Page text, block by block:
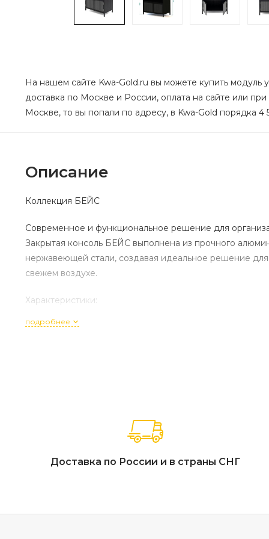
На нашем сайте Kwa-Gold.ru вы можете купить
доставка по Москве и России, оплата на сайте или
Москве, то вы попали по адресу, в Kwa-Gold порядка 4
Описание
Коллекция БЕЙС
Современное и функциональное решение для
Закрытая консоль БЕЙС выполнена из прочного
нержавеющей стали, создавая идеальное решение
свежем воздухе.
Характеристики:
Артикул: 35612
компактное квадратное основание (60х60 см)
Страна производства: Вьетнам.
подробнее
Доставка по России и в страны СНГ